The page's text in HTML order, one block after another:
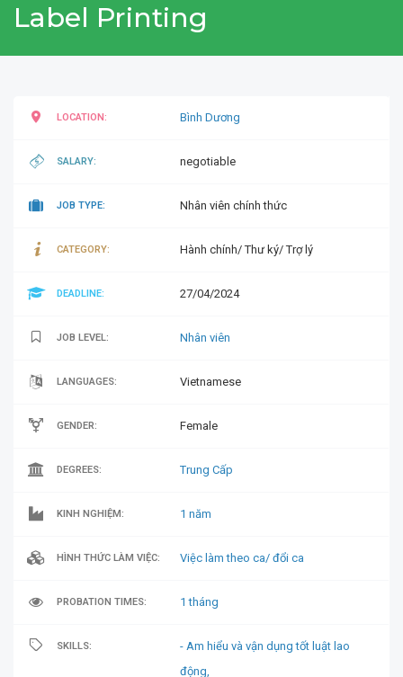
Label Printing
LOCATION: Bình Dương
SALARY: negotiable
JOB TYPE: Nhân viên chính thức
CATEGORY: Hành chính/ Thư ký/ Trợ lý
DEADLINE: 27/04/2024
JOB LEVEL: Nhân viên
LANGUAGES: Vietnamese
GENDER: Female
DEGREES: Trung Cấp
KINH NGHIỆM: 1 năm
HÌNH THỨC LÀM VIỆC: Việc làm theo ca/ đổi ca
PROBATION TIMES: 1 tháng
SKILLS:
- Am hiểu và vận dụng tốt luật lao
động,